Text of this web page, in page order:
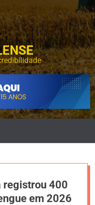
registrou 400
em 2026